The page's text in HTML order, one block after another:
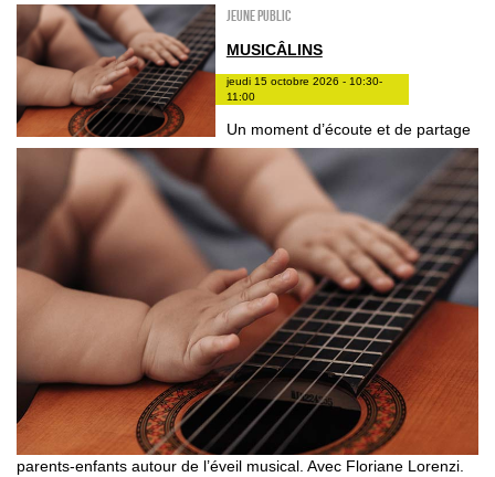
Jeune public
MUSICÂLINS
jeudi 15 octobre 2026 - 10:30-
11:00
Un moment d’écoute et de partage
parents-enfants autour de l’éveil musical. Avec Floriane Lorenzi.